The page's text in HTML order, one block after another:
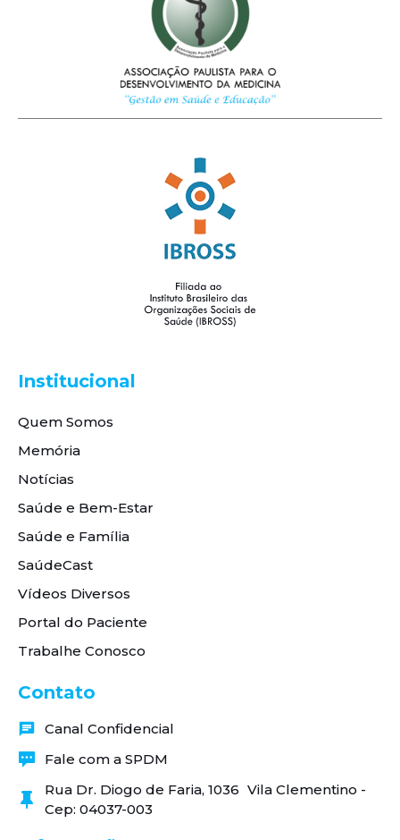
Institucional
Quem Somos
Memória
Notícias
Saúde e Bem-Estar
Saúde e Família
SaúdeCast
Vídeos Diversos
Portal do Paciente
Trabalhe Conosco
Contato
Canal Confidencial
Fale com a SPDM
Rua Dr. Diogo de Faria, 1036 Vila Clementino -
Cep: 04037-003